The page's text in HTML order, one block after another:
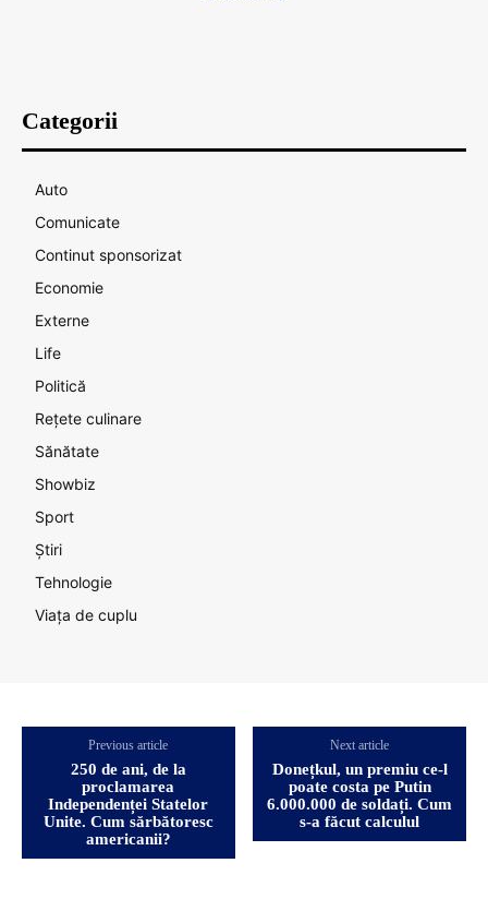
Categorii
Auto
Comunicate
Continut sponsorizat
Economie
Externe
Life
Politică
Rețete culinare
Sănătate
Showbiz
Sport
Știri
Tehnologie
Viața de cuplu
Previous article
250 de ani, de la
proclamarea
Independenței Statelor
Unite. Cum sărbătoresc
americanii?
Next article
Donețkul, un premiu ce-l
poate costa pe Putin
6.000.000 de soldați. Cum
s-a făcut calculul